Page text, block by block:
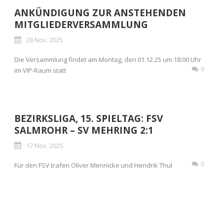
ANKÜNDIGUNG ZUR ANSTEHENDEN
MITGLIEDERVERSAMMLUNG
28 Nov. 2025
Die Versammlung findet am Montag, den 01.12.25 um 18:00 Uhr
im VIP-Raum statt
0
BEZIRKSLIGA, 15. SPIELTAG: FSV
SALMROHR – SV MEHRING 2:1
17 Nov. 2025
Für den FSV trafen Oliver Mennicke und Hendrik Thul 0